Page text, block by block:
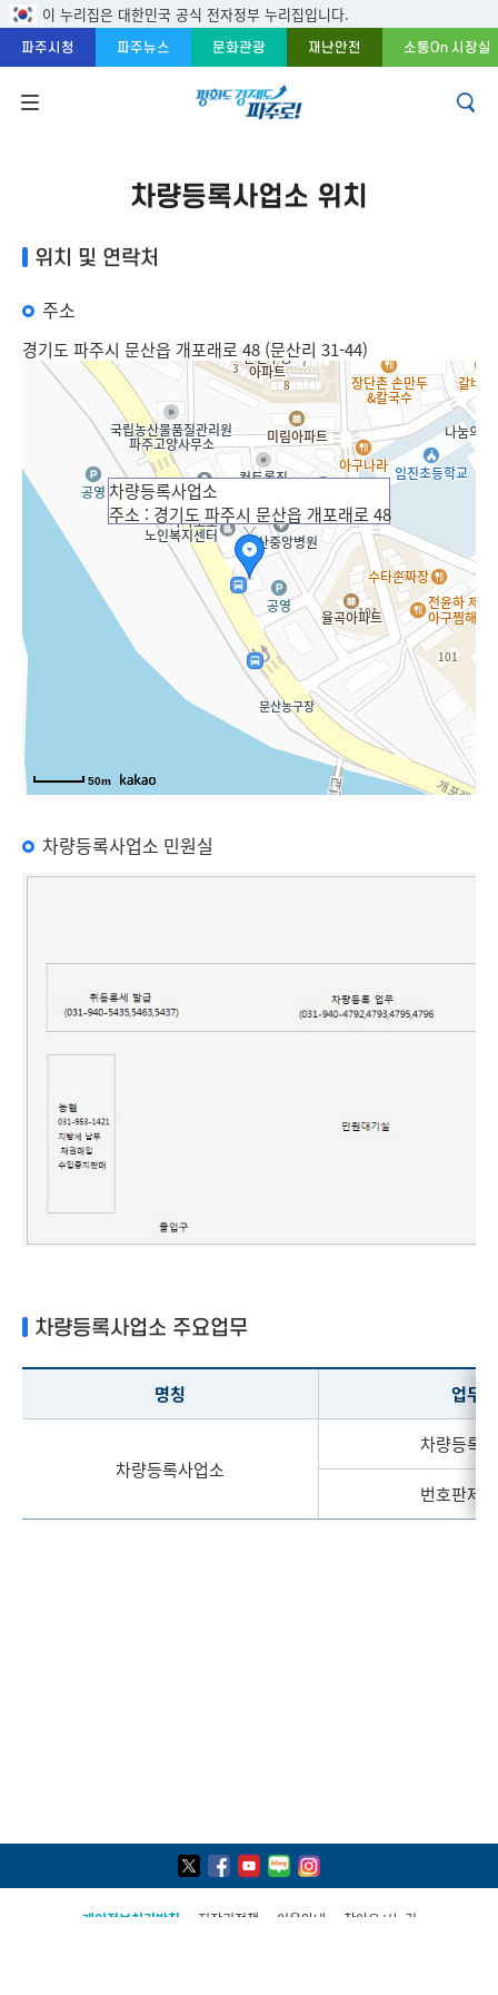
본문 바로가기
주메뉴 바로가기
푸터 바로가기
이 누리집은 대한민국 공식 전자정부 누리집입니다.
파주시청 파주뉴스 문화관광 재난안전 소통On 시장실
차량등록사업소 위치
위치 및 연락처
주소
경기도 파주시 문산읍 개포래로 48 (문산리 31-44)
차량등록사업소
주소 : 경기도 파주시 문산읍 개포래로 48
50m
차량등록사업소 민원실
차량등록사업소 주요업무
명칭 업무
차량등록사업소
차량등록
번호판제
개인정보처리방침 저작권정책 이용안내
찾아오시는길